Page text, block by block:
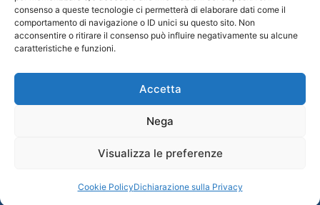
consenso a queste tecnologie ci permetterà di elaborare dati come il
comportamento di navigazione o ID unici su questo sito. Non
acconsentire o ritirare il consenso può influire negativamente su alcune
caratteristiche e funzioni.
Accetta
Nega
Visualizza le preferenze
Cookie PolicyDichiarazione sulla Privacy
© 2026 Comunicati Stampa | Powered by